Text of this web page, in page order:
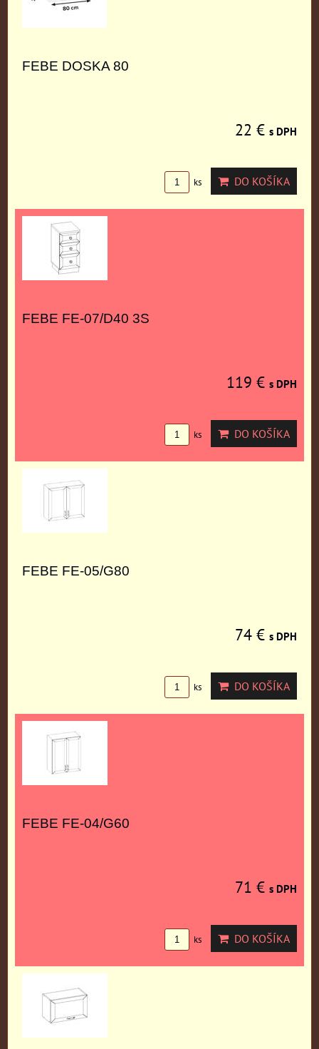
FEBE DOSKA 80
22 € s DPH
ks DO KOŠÍKA
FEBE FE-07/D40 3S
119 € s DPH
ks DO KOŠÍKA
FEBE FE-05/G80
74 € s DPH
ks DO KOŠÍKA
FEBE FE-04/G60
71 € s DPH
ks DO KOŠÍKA